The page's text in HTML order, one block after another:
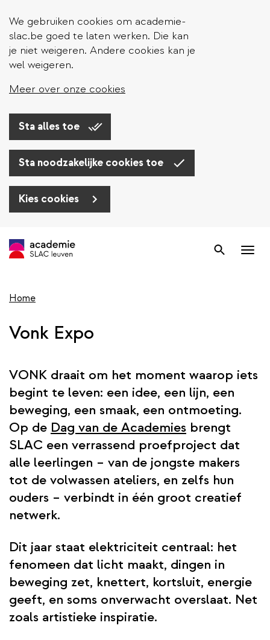
We gebruiken cookies om academie-
slac.be goed te laten werken. Die kan
je niet weigeren. Andere cookies kan je
wel weigeren.
Meer over onze cookies
Sta alles toe
Sta noodzakelijke cookies toe
Kies cookies
en
inhoud
Zoek
Home
Vonk Expo
VONK draait om het moment waarop iets
begint te leven: een idee, een lijn, een
beweging, een smaak, een ontmoeting.
Op de Dag van de Academies brengt
SLAC een verrassend proefproject dat
alle leerlingen – van de jongste makers
tot de volwassen ateliers, en zelfs hun
ouders – verbindt in één groot creatief
netwerk.
Dit jaar staat elektriciteit centraal: het
fenomeen dat licht maakt, dingen in
beweging zet, knettert, kortsluit, energie
geeft, en soms onverwacht overslaat. Net
zoals artistieke inspiratie.